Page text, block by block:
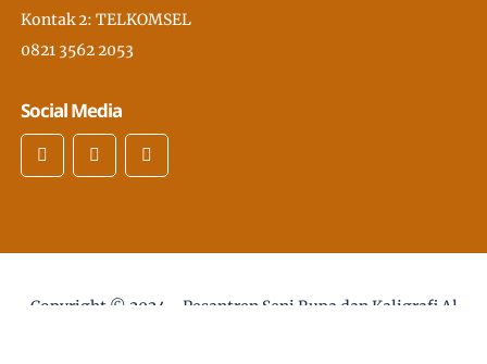
Kontak 2: TELKOMSEL
0821 3562 2053
Social Media
Copyright © 2024 - Pesantren Seni Rupa dan Kaligrafi Al